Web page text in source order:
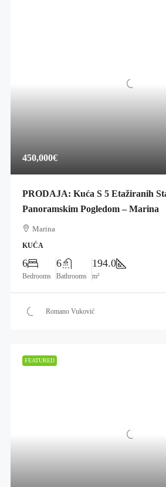
450,000€
PRODAJA: Kuća S 5 Etažiranih
Panoramskim Pogledom – Marina
Marina
KUĆA
6
Bedrooms
6
Bathrooms
194.0
m²
Romano Vuković
FEATURED